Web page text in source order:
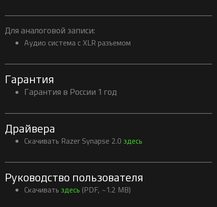
Для аналоговой записи:
Аудио система с XLR разъемом
Гарантия
Гарантия в России 1 год
Драйвера
Скачивать Razer Synapse 2.0 здесь
Руководство пользователя
Скачивать здесь (PDF, ~1.2 MB)